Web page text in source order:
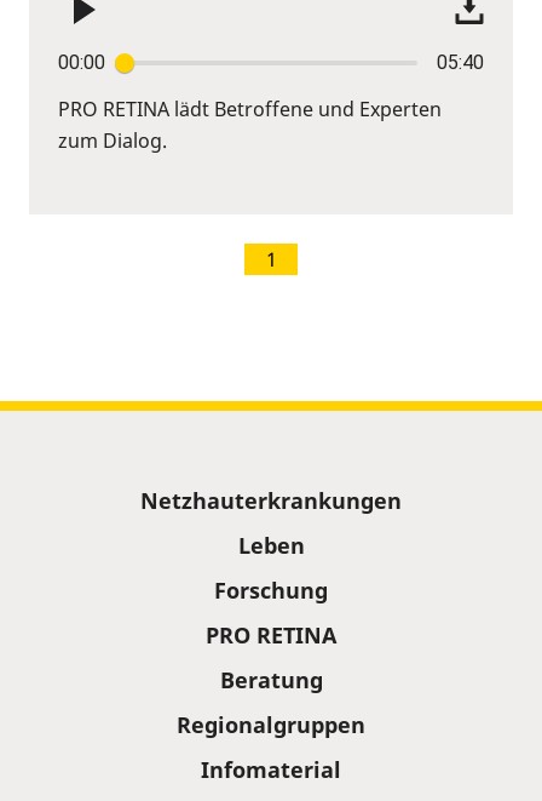
00:00 05:40
PRO RETINA lädt Betroffene und Experten
zum Dialog.
1
Netzhauterkrankungen
Leben
Forschung
PRO RETINA
Beratung
Regionalgruppen
Infomaterial